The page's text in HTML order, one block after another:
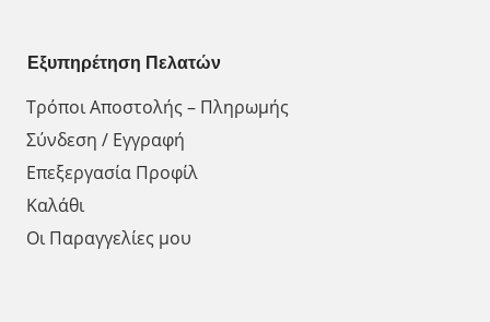
Εξυπηρέτηση Πελατών
Τρόποι Αποστολής – Πληρωμής
Σύνδεση / Εγγραφή
Επεξεργασία Προφίλ
Καλάθι
Οι Παραγγελίες μου